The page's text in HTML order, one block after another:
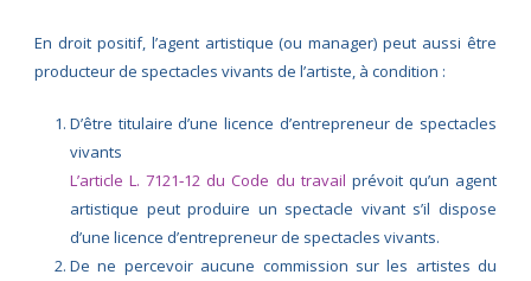
En droit positif, l’agent artistique (ou manager) peut aussi être
producteur de spectacles vivants de l’artiste, à condition :
D’être titulaire d’une licence d’entrepreneur de spectacles
vivants
L’article L. 7121‑12 du Code du travail prévoit qu’un agent
artistique peut produire un spectacle vivant s’il dispose
d’une licence d’entrepreneur de spectacles vivants.
De ne percevoir aucune commission sur les artistes du